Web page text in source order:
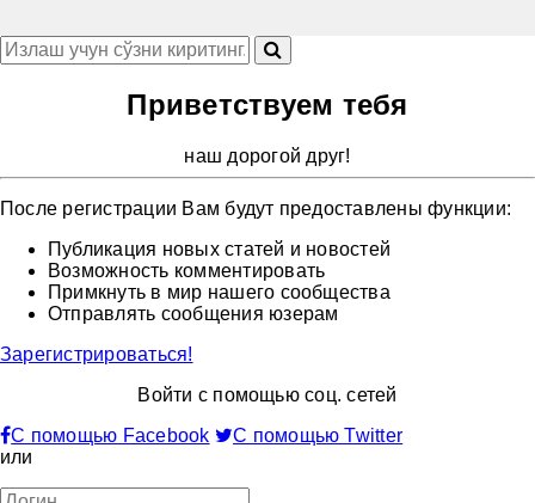
Приветствуем тебя
наш дорогой друг!
После регистрации Вам будут предоставлены функции:
Публикация новых статей и новостей
Возможность комментировать
Примкнуть в мир нашего сообщества
Отправлять сообщения юзерам
Зарегистрироваться!
Войти с помощью соц. сетей
С помощью Facebook
С помощью Twitter
или